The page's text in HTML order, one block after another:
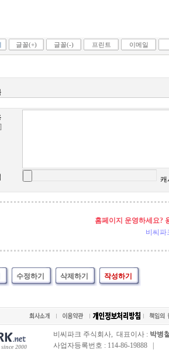
글꼴(+) 글꼴(-) 프린트 이메일
캐
홈페이지 운영하세요?
비씨파
수정하기 삭제하기 작성하기
since 2000
비씨파크 주식회사, 대표이사 : 박병
사업자등록번호 : 114-86-19888 |